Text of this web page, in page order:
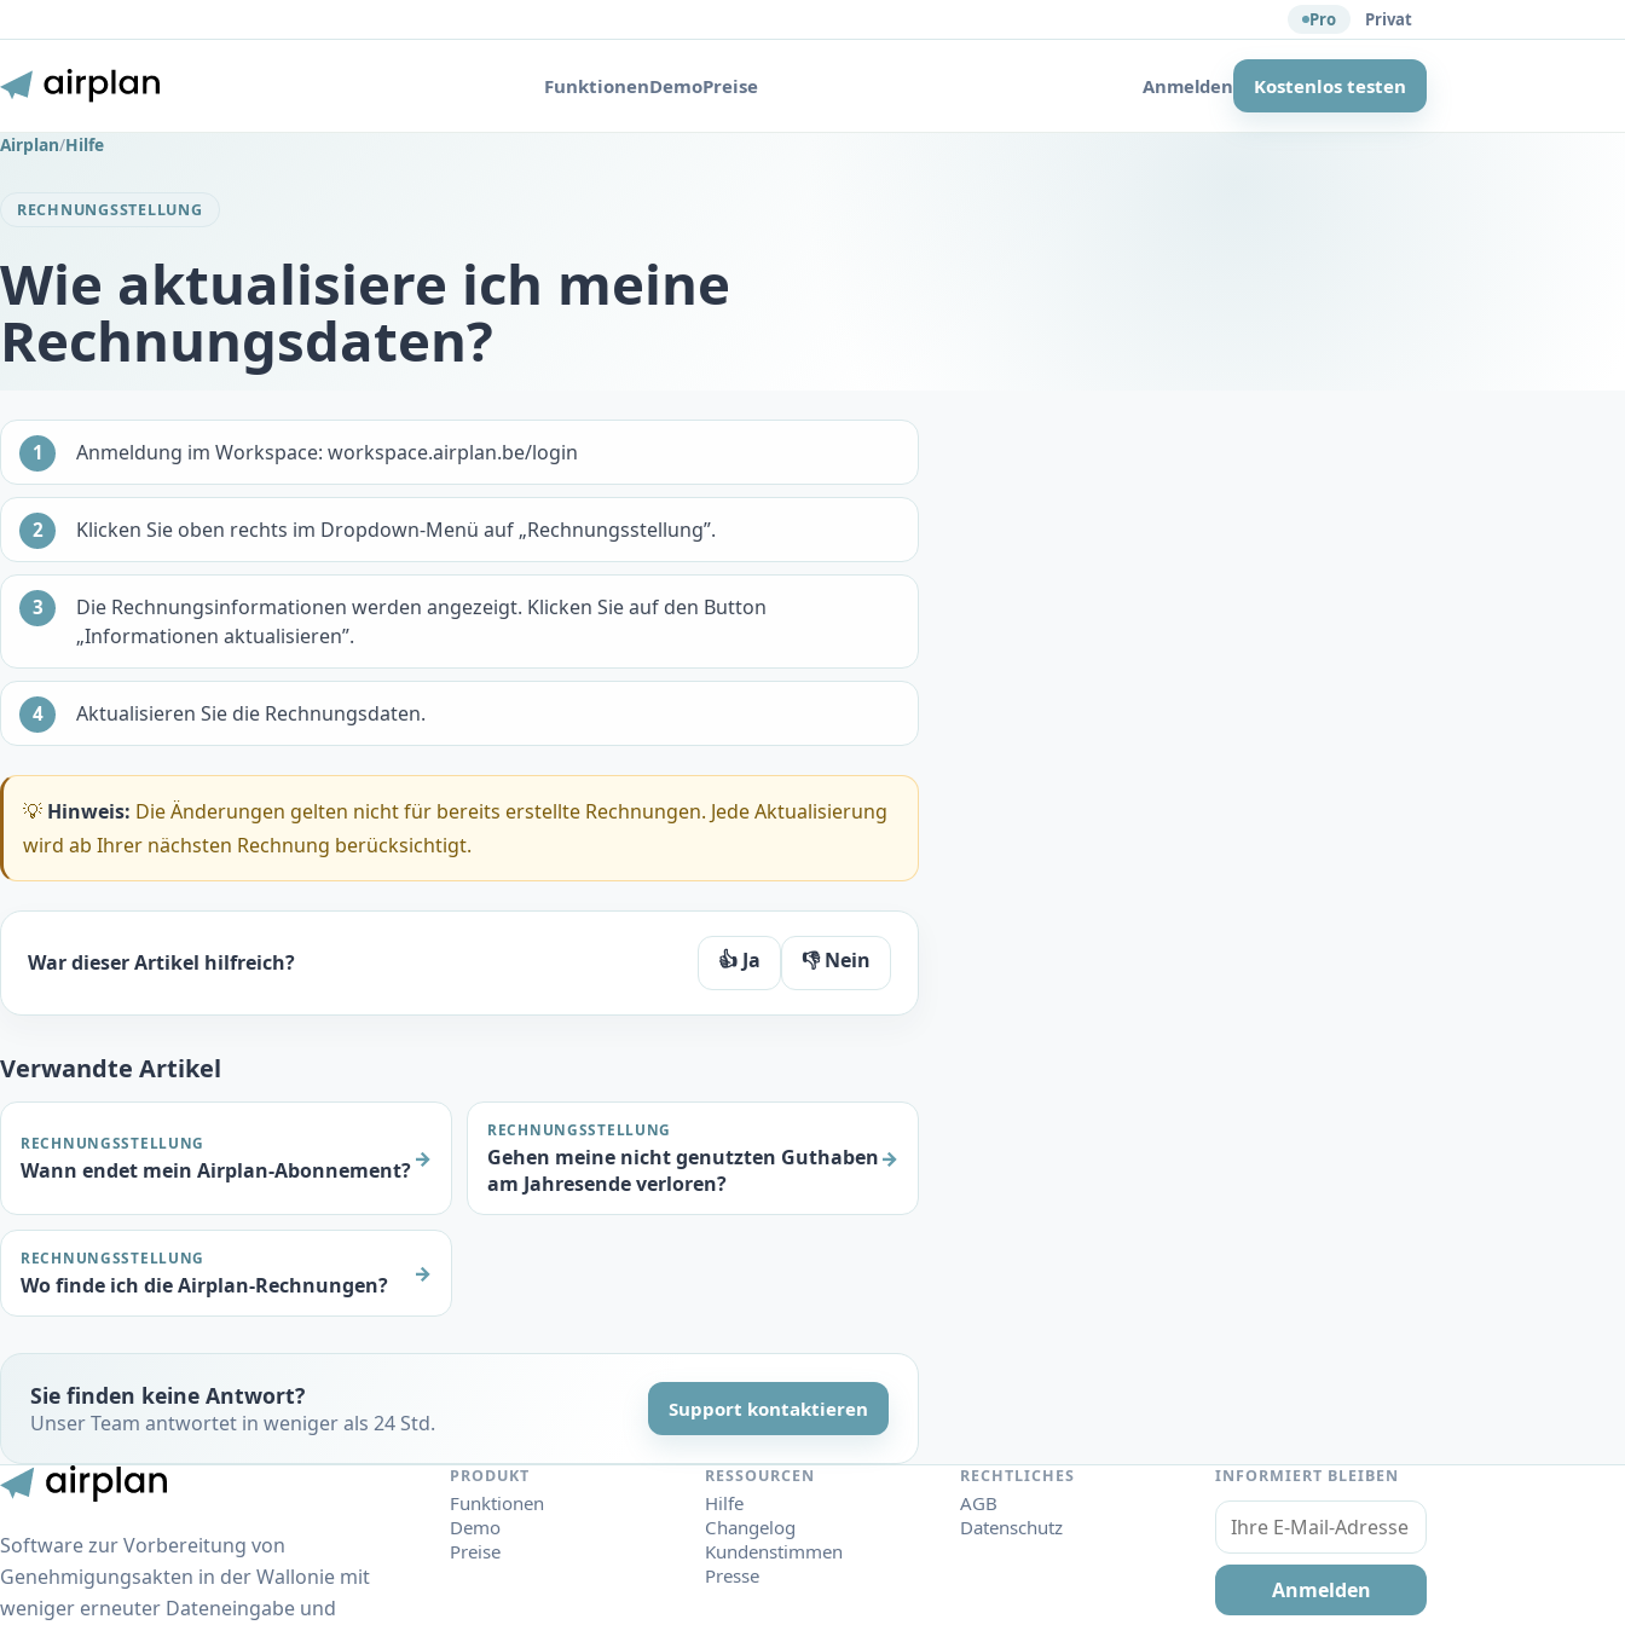
Pro Privat
FunktionenDemoPreise Anmelden Kostenlos testen
Airplan/Hilfe
RECHNUNGSSTELLUNG
Wie aktualisiere ich meine
Rechnungsdaten?
Anmeldung im Workspace: workspace.airplan.be/login
Klicken Sie oben rechts im Dropdown-Menü auf „Rechnungsstellung”.
Die Rechnungsinformationen werden angezeigt. Klicken Sie auf den Button
„Informationen aktualisieren”.
Aktualisieren Sie die Rechnungsdaten.
💡 Hinweis: Die Änderungen gelten nicht für bereits erstellte Rechnungen. Jede Aktualisierung
wird ab Ihrer nächsten Rechnung berücksichtigt.
War dieser Artikel hilfreich? 👍 Ja 👎 Nein
Verwandte Artikel
RECHNUNGSSTELLUNG
Wann endet mein Airplan-Abonnement?→
RECHNUNGSSTELLUNG
Gehen meine nicht genutzten Guthaben
am Jahresende verloren?
→
RECHNUNGSSTELLUNG
Wo finde ich die Airplan-Rechnungen? →
Sie finden keine Antwort?
Unser Team antwortet in weniger als 24 Std.
Support kontaktieren
Software zur Vorbereitung von
Genehmigungsakten in der Wallonie mit
weniger erneuter Dateneingabe und
PRODUKT
Funktionen
Demo
Preise
RESSOURCEN
Hilfe
Changelog
Kundenstimmen
Presse
RECHTLICHES
AGB
Datenschutz
INFORMIERT BLEIBEN
Ihre E-Mail-Adresse
Anmelden